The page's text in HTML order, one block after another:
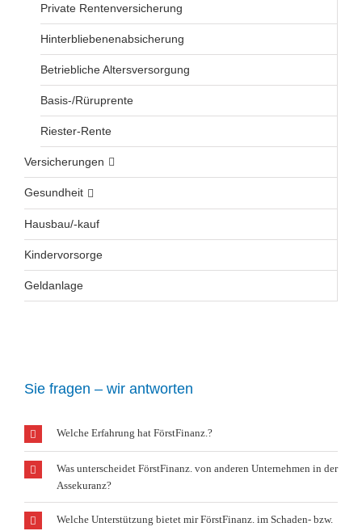
Private Rentenversicherung
Hinterbliebenenabsicherung
Betriebliche Altersversorgung
Basis-/Rüruprente
Riester-Rente
Versicherungen
Gesundheit
Hausbau/-kauf
Kindervorsorge
Geldanlage
Sie fragen – wir antworten
Welche Erfahrung hat FörstFinanz.?
Was unterscheidet FörstFinanz. von anderen Unternehmen in der
Assekuranz?
Welche Unterstützung bietet mir FörstFinanz. im Schaden- bzw.